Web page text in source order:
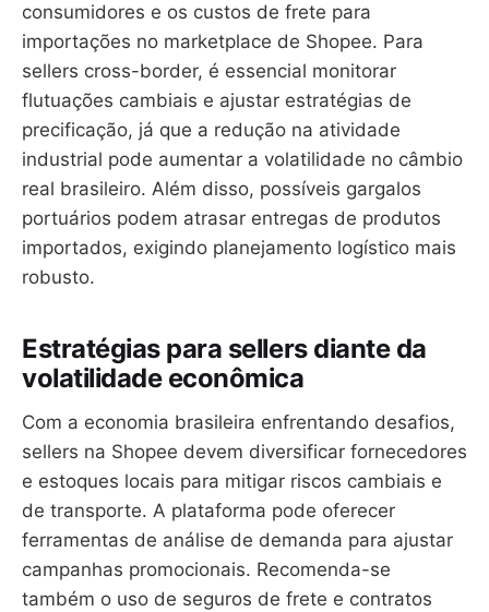
consumidores e os custos de frete para
importações no marketplace de Shopee. Para
sellers cross-border, é essencial monitorar
flutuações cambiais e ajustar estratégias de
precificação, já que a redução na atividade
industrial pode aumentar a volatilidade no câmbio
real brasileiro. Além disso, possíveis gargalos
portuários podem atrasar entregas de produtos
importados, exigindo planejamento logístico mais
robusto.
Estratégias para sellers diante da
volatilidade econômica
Com a economia brasileira enfrentando desafios,
sellers na Shopee devem diversificar fornecedores
e estoques locais para mitigar riscos cambiais e
de transporte. A plataforma pode oferecer
ferramentas de análise de demanda para ajustar
campanhas promocionais. Recomenda-se
também o uso de seguros de frete e contratos